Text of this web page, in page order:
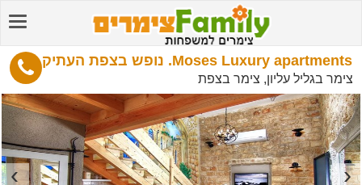
Moses Luxury apartments. נופש בצפת העתיקה - אחוזת המעיין
צימר בגליל עליון, צימר בצפת